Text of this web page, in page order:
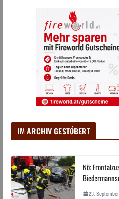
IM ARCHIV GESTÖBERT
Nö:
23.